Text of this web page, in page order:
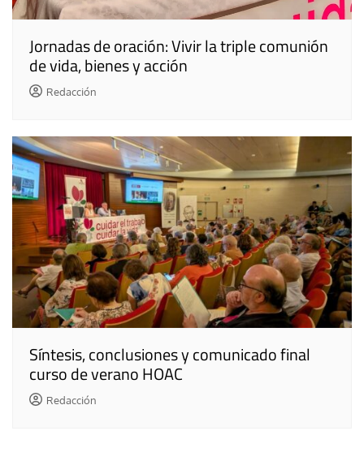
Jornadas de oración: Vivir la triple comunión
de vida, bienes y acción
Redacción
Síntesis, conclusiones y comunicado final
curso de verano HOAC
Redacción